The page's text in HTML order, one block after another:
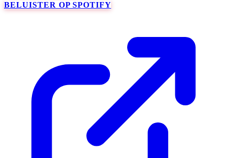
BELUISTER OP SPOTIFY